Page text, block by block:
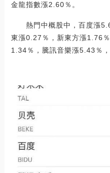
金龍指數漲2.60％。
熱門中概股中，百度漲
東漲0.27％，新東方漲1.76
1.34％，騰訊音樂漲5.43％